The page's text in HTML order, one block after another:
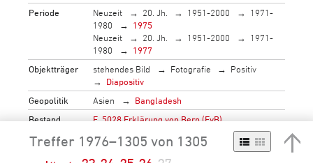
Periode
Neuzeit 20. Jh. 1951-2000
1971-
1980
1975
Neuzeit
20. Jh. 1951-2000
1971-
1980
1977
Objektträger
stehendes Bild Fotografie
Positiv
Diapositiv
Geopolitik
Asien
Bangladesh
Bestand
F_5028 Erklärung von Bern (EvB)
→
mehr…
Treffer 1976–1305 von 1305